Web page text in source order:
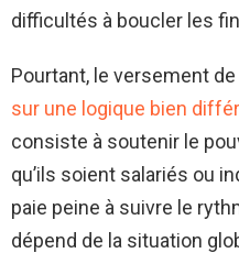
difficultés à boucler les
Pourtant, le versement de
sur une logique bien
consiste à soutenir le
qu’ils soient salariés ou
paie peine à suivre le
dépend de la situation